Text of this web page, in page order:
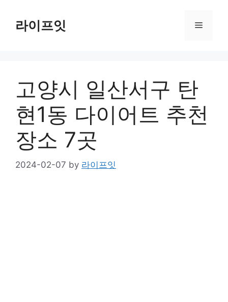
content라이프잇 Menu
고양시 일산서구 탄
현1동 다이어트 추천
장소 7곳
2024-02-07 by 라이프잇